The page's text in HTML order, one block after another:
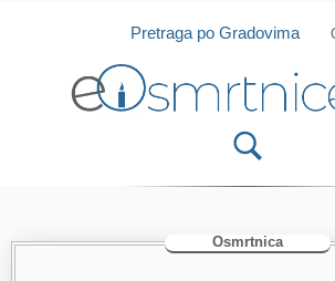
Isprobajte našu Android i IOS
Pretraga po Gradovima
Osmrtnica